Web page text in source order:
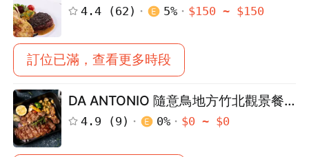
- Cozzi 民生店
4.4 (62 ) 5% $150 ~ $150
訂位已滿，查看更多時段
DA ANTONIO 隨意鳥地方竹北觀景餐
廳（義式牛排館）
4.9 (9 ) 0% $0 ~ $0